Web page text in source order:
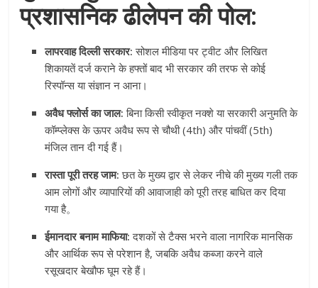
प्रशासनिक ढीलेपन की पोल:
लापरवाह दिल्ली सरकार: सोशल मीडिया पर ट्वीट और लिखित
शिकायतें दर्ज कराने के हफ्तों बाद भी सरकार की तरफ से कोई
रिस्पॉन्स या संज्ञान न आना।
अवैध फ्लोर्स का जाल: बिना किसी स्वीकृत नक्शे या सरकारी अनुमति के
कॉम्प्लेक्स के ऊपर अवैध रूप से चौथी (4th) और पांचवीं (5th)
मंजिल तान दी गई हैं।
रास्ता पूरी तरह जाम: छत के मुख्य द्वार से लेकर नीचे की मुख्य गली तक
आम लोगों और व्यापारियों की आवाजाही को पूरी तरह बाधित कर दिया
गया है。
ईमानदार बनाम माफिया: दशकों से टैक्स भरने वाला नागरिक मानसिक
और आर्थिक रूप से परेशान है, जबकि अवैध कब्जा करने वाले
रसूखदार बेखौफ घूम रहे हैं।